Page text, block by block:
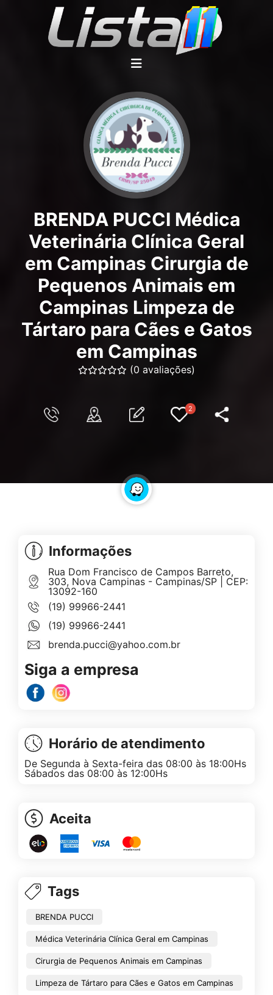
BRENDA PUCCI Médica
Veterinária Clínica Geral
em Campinas Cirurgia de
Pequenos Animais em
Campinas Limpeza de
Tártaro para Cães e Gatos
em Campinas
(0 avaliações)
2
Informações
Rua Dom Francisco de Campos Barreto,
303, Nova Campinas - Campinas/SP | CEP:
13092-160
(19) 99966-2441
(19) 99966-2441
brenda.pucci@yahoo.com.br
Siga a empresa
Horário de atendimento
De Segunda à Sexta-feira das 08:00 às 18:00Hs
Sábados das 08:00 às 12:00Hs
Aceita
Tags
BRENDA PUCCI
Médica Veterinária Clínica Geral em Campinas
Cirurgia de Pequenos Animais em Campinas
Limpeza de Tártaro para Cães e Gatos em Campinas